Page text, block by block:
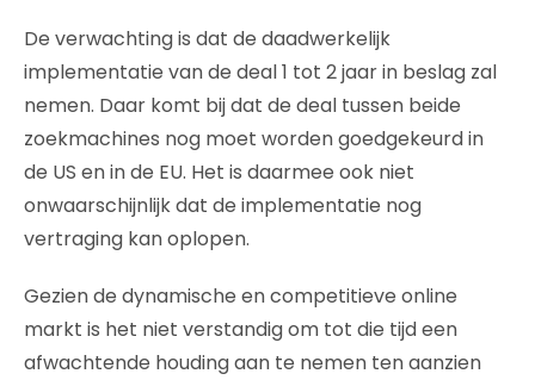
De verwachting is dat de daadwerkelijk
implementatie van de deal 1 tot 2 jaar in beslag zal
nemen. Daar komt bij dat de deal tussen beide
zoekmachines nog moet worden goedgekeurd in
de US en in de EU. Het is daarmee ook niet
onwaarschijnlijk dat de implementatie nog
vertraging kan oplopen.
Gezien de dynamische en competitieve online
markt is het niet verstandig om tot die tijd een
afwachtende houding aan te nemen ten aanzien